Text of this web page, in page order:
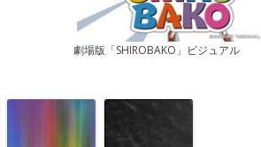
劇場版「SHIROBAKO」ビジュアル